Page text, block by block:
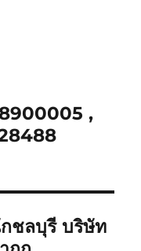
,
ชลบุรี บริษัท